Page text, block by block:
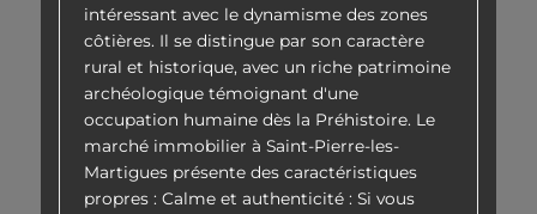
intéressant avec le dynamisme des zones
côtières. Il se distingue par son caractère
rural et historique, avec un riche patrimoine
archéologique témoignant d'une
occupation humaine dès la Préhistoire. Le
marché immobilier à Saint-Pierre-les-
Martigues présente des caractéristiques
propres : Calme et authenticité : Si vous